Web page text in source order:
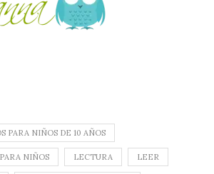
PARA NIÑOS DE 10 AÑOS
NIÑOS LECTURA LEER